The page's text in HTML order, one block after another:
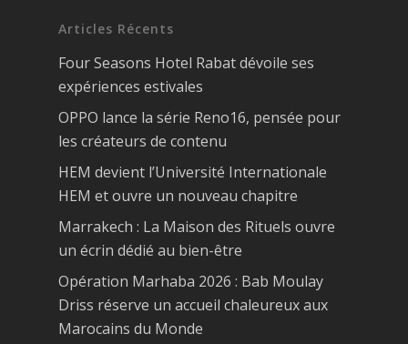
Articles Récents
Four Seasons Hotel Rabat dévoile ses
expériences estivales
OPPO lance la série Reno16, pensée pour
les créateurs de contenu
HEM devient l’Université Internationale
HEM et ouvre un nouveau chapitre
Marrakech : La Maison des Rituels ouvre
un écrin dédié au bien-être
Opération Marhaba 2026 : Bab Moulay
Driss réserve un accueil chaleureux aux
Marocains du Monde